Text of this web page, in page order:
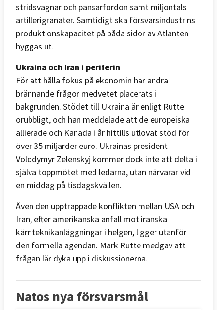
stridsvagnar och pansarfordon samt miljontals
artillerigranater. Samtidigt ska försvarsindustrins
produktionskapacitet på båda sidor av Atlanten
byggas ut.
Ukraina och Iran i periferin
För att hålla fokus på ekonomin har andra
brännande frågor medvetet placerats i
bakgrunden. Stödet till Ukraina är enligt Rutte
orubbligt, och han meddelade att de europeiska
allierade och Kanada i år hittills utlovat stöd för
över 35 miljarder euro. Ukrainas president
Volodymyr Zelenskyj kommer dock inte att delta i
själva toppmötet med ledarna, utan närvarar vid
en middag på tisdagskvällen.
Även den upptrappade konflikten mellan USA och
Iran, efter amerikanska anfall mot iranska
kärnteknikanläggningar i helgen, ligger utanför
den formella agendan. Mark Rutte medgav att
frågan lär dyka upp i diskussionerna.
Natos nya försvarsmål